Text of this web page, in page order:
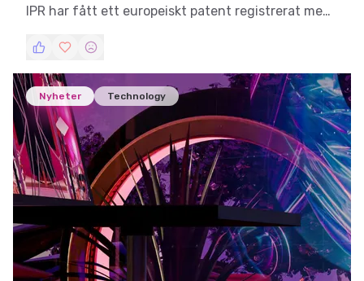
IPR har fått ett europeiskt patent registrerat med
immaterialrättsportfölj.
Nyheter Technology